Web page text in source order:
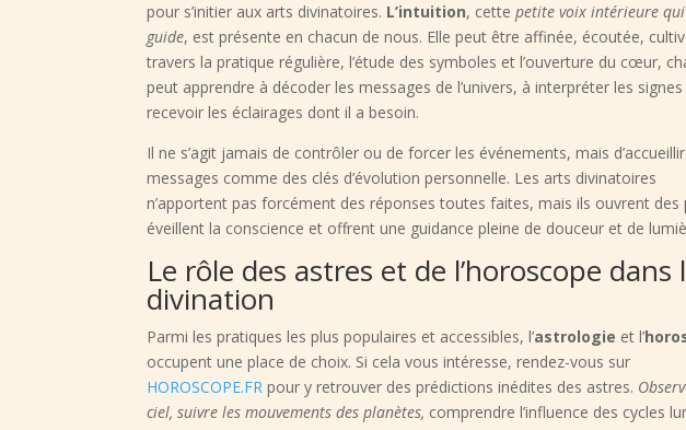
pour s’initier aux arts divinatoires. L’intuition, cettepetite voix intérieure
guide, est présente en chacun de nous. Elle peut être affinée, écoutée,
travers la pratique régulière, l’étude des symboles et l’ouverture du cœur,
peut apprendre à décoder les messages de l’univers, à interpréter les
recevoir les éclairages dont il a besoin.
Il ne s’agit jamais de contrôler ou de forcer les événements, mais
messages comme des clés d’évolution personnelle. Les arts divinatoires
n’apportent pas forcément des réponses toutes faites, mais ils ouvrent des
éveillent la conscience et offrent une guidance pleine de douceur et de
Le rôle des astres et de l’horoscope dans
divination
Parmi les pratiques les plus populaires et accessibles, l’astrologie et l’
occupent une place de choix. Si cela vous intéresse, rendez-vous sur
HOROSCOPE.FR pour y retrouver des prédictions inédites des astres.
ciel, suivre les mouvements des planètes, comprendre l’influence des cycles